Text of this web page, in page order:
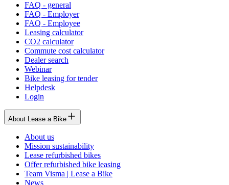
FAQ - general
FAQ - Employer
FAQ - Employee
Leasing calculator
CO2 calculator
Commute cost calculator
Dealer search
Webinar
Bike leasing for tender
Helpdesk
Login
About Lease a Bike
About us
Mission sustainability
Lease refurbished bikes
Offer refurbished bike leasing
Team Visma | Lease a Bike
News